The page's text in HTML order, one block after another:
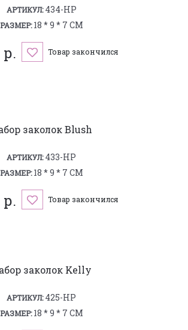
АРТИКУЛ:434-HP
РАЗМЕР:18 * 9 * 7 СМ
р. Товар закончился
заколок Blush
АРТИКУЛ:433-HP
РАЗМЕР:18 * 9 * 7 СМ
р. Товар закончился
заколок Kelly
АРТИКУЛ:425-HP
РАЗМЕР:18 * 9 * 7 СМ